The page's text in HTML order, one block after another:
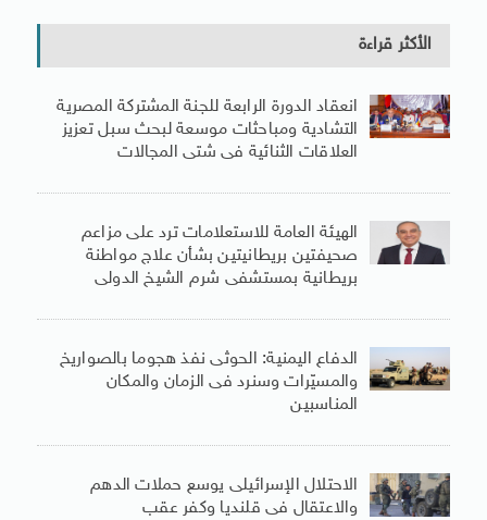
الأكثر قراءة
انعقاد الدورة الرابعة للجنة المشتركة المصرية
التشادية ومباحثات موسعة لبحث سبل تعزيز
العلاقات الثنائية فى شتى المجالات
الهيئة العامة للاستعلامات ترد على مزاعم
صحيفتين بريطانيتين بشأن علاج مواطنة
بريطانية بمستشفى شرم الشيخ الدولى
الدفاع اليمنية: الحوثى نفذ هجوما بالصواريخ
والمسيّرات وسنرد فى الزمان والمكان
المناسبين
الاحتلال الإسرائيلى يوسع حملات الدهم
والاعتقال فى قلنديا وكفر عقب